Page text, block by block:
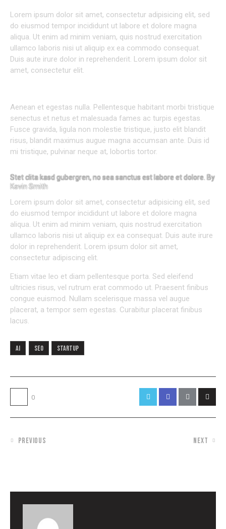
Lorem ipsum dolor sit amet, consectetur adipisicing elit, sed
do eiusmod tempor incididunt ut labore et dolore magna
aliqua. Ut enim ad minim veniam, quis nostrud exercitation
ullamco laboris nisi ut aliquip ex ea commodo consequat.
Duis aute irure dolor in reprehenderit. Lorem ipsum dolor sit
amet, consectetur elit.
Aenean et egestas nulla. Pellentesque habitant morbi tristique
senectus et netus et malesuada fames ac turpis egestas.
Fusce gravida, ligula non molestie tristique, justo elit blandit
risus, blandit maximus augue magna accumsan ante. Duis id
mi tristique, pulvinar neque at, lobortis tortor.
Stet clita kasd gubergren, no sea sanctus est labore et dolore. By
Kevin Smith
Lorem ipsum dolor sit amet, consectetur adipisicing elit, sed
do eiusmod tempor incididunt ut labore et dolore magna
aliqua. Ut enim ad minim veniam, quis nostrud exercitation
ullamco laboris nisi ut aliquip ex ea consequat. Duis aute irure
dolor in reprehenderit. Lorem ipsum dolor sit amet,
consectetur adipiscing elit.
Etiam vitae leo et diam pellentesque porta. Sed eleifend
ultricies risus, vel rutrum erat commodo ut. Praesent finibus
congue euismod. Nullam scelerisque massa vel augue
placerat, a tempor sem egestas. Curabitur placerat finibus
lacus.
AI Seo Startup
0
PREVIOUS NEXT